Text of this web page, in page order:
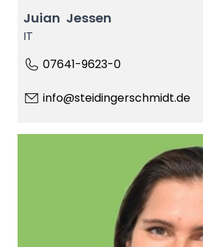
Juian Jessen
IT
07641-9623-0
info@steidingerschmidt.de